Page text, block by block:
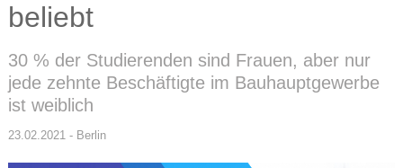
beliebt
30 % der Studierenden sind Frauen, aber nur
jede zehnte Beschäftigte im Bauhauptgewerbe
ist weiblich
23.02.2021 - Berlin